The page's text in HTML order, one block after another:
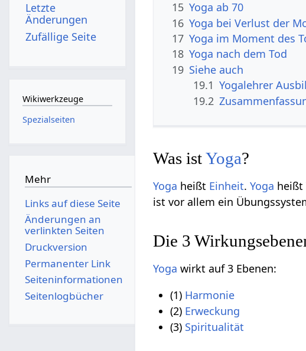
15 Yoga ab 70
16 Yoga bei Verlust der
17 Yoga im Moment des
18 Yoga nach dem Tod
19 Siehe auch
19.1 Yogalehrer
19.2
Was istYoga?
Yoga heißt Einheit.Yoga heißt
ist vor allem ein
Die 3
Yoga wirkt auf 3 Ebenen:
(1) Harmonie
(2) Erweckung
(3) Spiritualität
Letzte
Änderungen
Zufällige Seite
Wikiwerkzeuge
Spezialseiten
Mehr
Links auf diese Seite
Änderungen an
verlinkten Seiten
Druckversion
Permanenter Link
Seiten­­informationen
Seitenlogbücher